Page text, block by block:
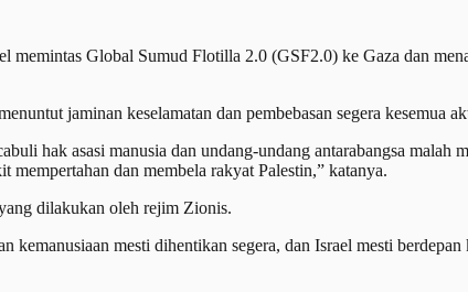
Global Sumud Flotilla 2.0 (GSF2.0) ke Gaza dan
jaminan keselamatan dan pembebasan segera kesemua
hak asasi manusia dan undang-undang antarabangsa malah
mempertahan dan membela rakyat Palestin,” katanya.
dilakukan oleh rejim Zionis.
kemanusiaan mesti dihentikan segera, dan Israel mesti